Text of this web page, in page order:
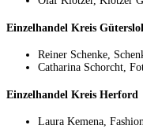
Einzelhandel Kreis
Reiner Schenke,
Catharina Schorcht,
Einzelhandel Kreis Herford
Laura Kemena,